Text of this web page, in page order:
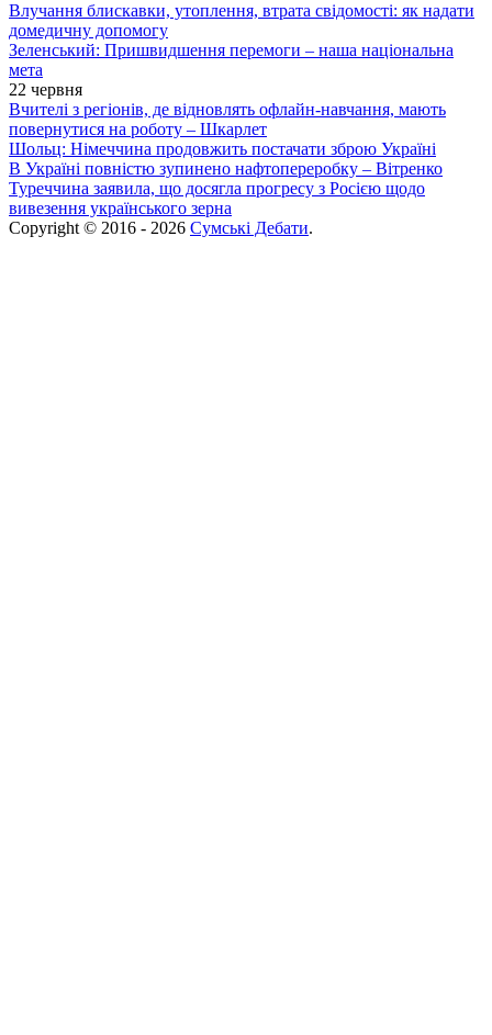
Влучання блискавки, утоплення, втрата свідомості: як надати
домедичну допомогу
Зеленський: Пришвидшення перемоги – наша національна
мета
22 червня
Вчителі з регіонів, де відновлять офлайн-навчання, мають
повернутися на роботу – Шкарлет
Шольц: Німеччина продовжить постачати зброю Україні
В Україні повністю зупинено нафтопереробку – Вітренко
Туреччина заявила, що досягла прогресу з Росією щодо
вивезення українського зерна
Copyright © 2016 - 2026 Сумські Дебати.